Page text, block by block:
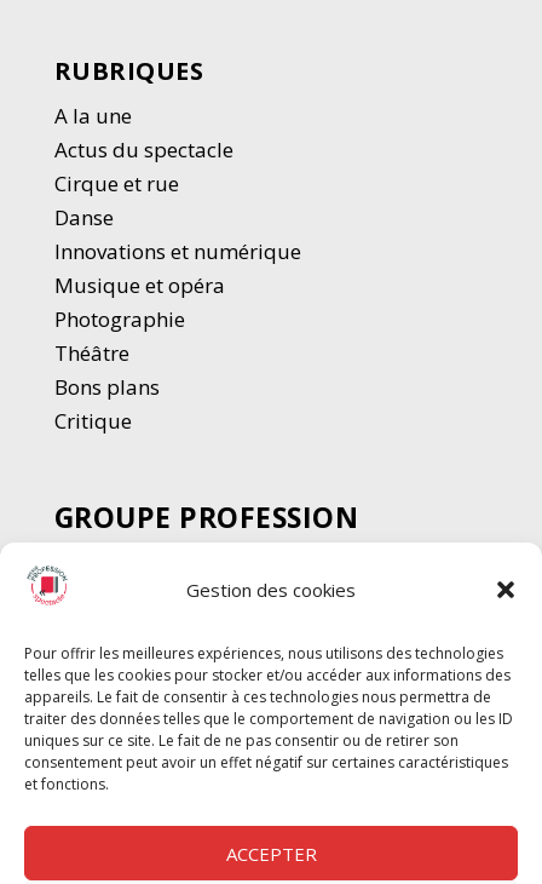
Gestion des cookies
Pour offrir les meilleures expériences, nous utilisons des technologies
telles que les cookies pour stocker et/ou accéder aux informations des
appareils. Le fait de consentir à ces technologies nous permettra de
traiter des données telles que le comportement de navigation ou les ID
uniques sur ce site. Le fait de ne pas consentir ou de retirer son
consentement peut avoir un effet négatif sur certaines caractéristiques
et fonctions.
ACCEPTER
RUBRIQUES
A la une
Actus du spectacle
Cirque et rue
Danse
Innovations et numérique
Musique et opéra
Photographie
Théâtre
Bons plans
Critique
GROUPE PROFESSION
SPECTACLE
Chèque Intermittents
Chèque Compta
Chèque Emploi Spectacle
G-Pods
Profession Audio-visuel